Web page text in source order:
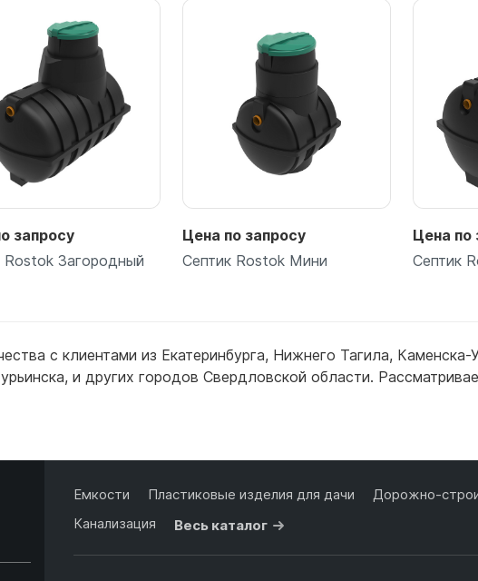
Подробнее
запросу
Rostok Загородный
Подробнее
Цена по запросу
Септик Rostok Мини
Цена по
Септик
с клиентами из Екатеринбурга, Нижнего Тагила, Каменска-
, и других городов Свердловской области.
Емкости Пластиковые изделия для дачи Дорожно-
Канализация
Весь каталог